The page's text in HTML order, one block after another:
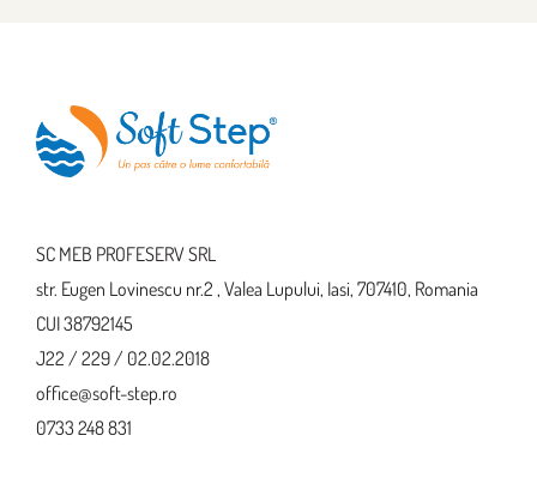
SC MEB PROFESERV SRL
str. Eugen Lovinescu nr.2 , Valea Lupului, Iasi, 707410, Romania
CUI 38792145
J22 / 229 / 02.02.2018
office@soft-step.ro
0733 248 831